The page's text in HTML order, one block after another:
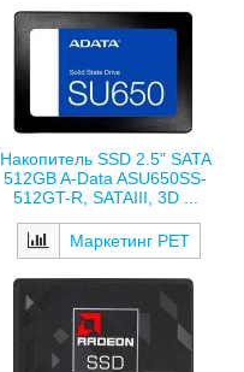
Накопитель SSD 2.5" SATA
512GB A-Data ASU650SS-
512GT-R, SATAIII, 3D ...
Маркетинг РЕТ